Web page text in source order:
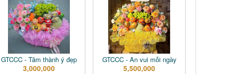
GTCCC - Tâm thành ý đẹp
3,000,000
GTCCC - An vui mỗi ngày
5,500,000